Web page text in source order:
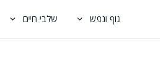
גוף ונפש שלבי חיים